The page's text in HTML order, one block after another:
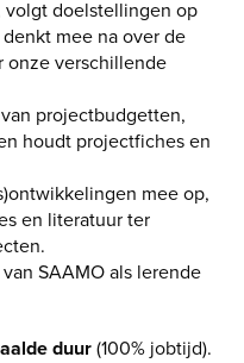
volgt doelstellingen op
mee na over de
onze verschillende
projectbudgetten,
houdt projectfiches en
mee op,
en literatuur ter
SAAMO als lerende
duur(100% jobtijd).